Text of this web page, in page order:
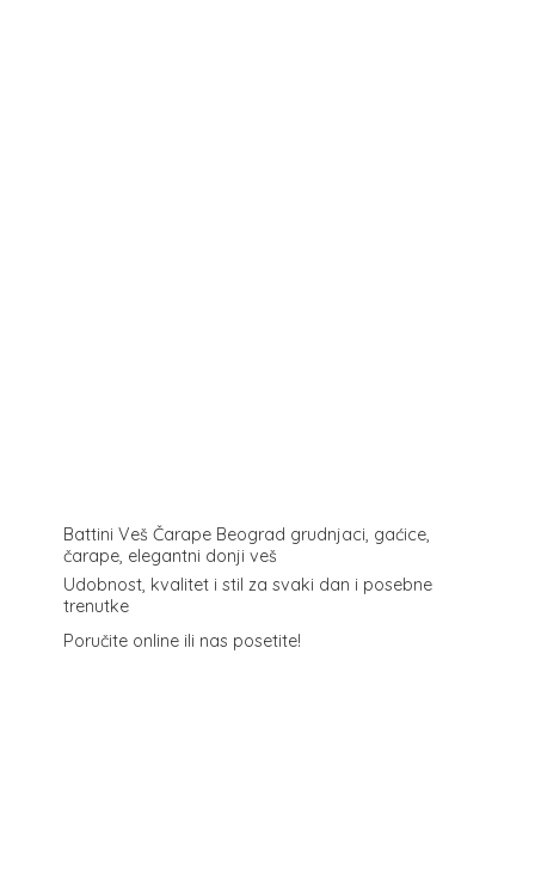
Battini Veš Čarape Beograd grudnjaci, gaćice,
čarape, elegantni donji veš
Udobnost, kvalitet i stil za svaki dan i posebne
trenutke
Poručite online ili nas posetite!